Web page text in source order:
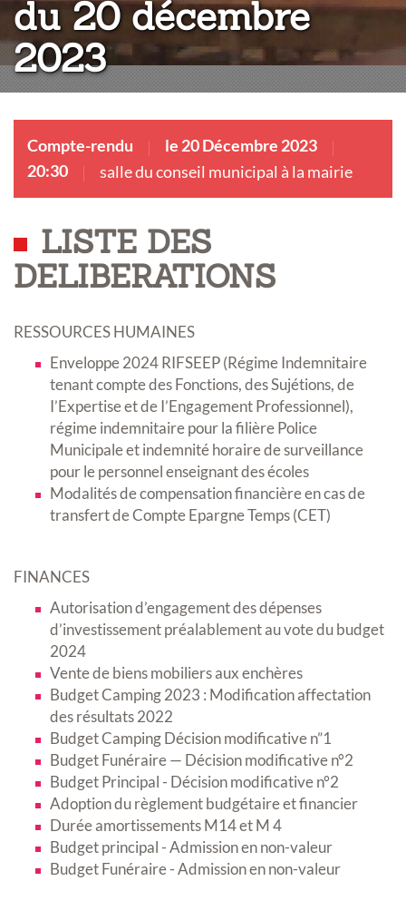
du 20 décembre
2023
Compte-rendu
le 20 Décembre 2023
20:30
salle du conseil municipal à la mairie
LISTE DES
DELIBERATIONS
RESSOURCES HUMAINES
Enveloppe 2024 RIFSEEP (Régime Indemnitaire
tenant compte des Fonctions, des Sujétions, de
I’Expertise et de I’Engagement Professionnel),
régime indemnitaire pour la filière Police
Municipale et indemnité horaire de surveillance
pour le personnel enseignant des écoles
Modalités de compensation financière en cas de
transfert de Compte Epargne Temps (CET)
FINANCES
Autorisation d’engagement des dépenses
d’investissement préalablement au vote du budget
2024
Vente de biens mobiliers aux enchères
Budget Camping 2023 : Modification affectation
des résultats 2022
Budget Camping Décision modificative n”1
Budget Funéraire — Décision modificative n°2
Budget Principal - Décision modificative n°2
Adoption du règlement budgétaire et financier
Durée amortissements M14 et M 4
Budget principal - Admission en non-valeur
Budget Funéraire - Admission en non-valeur